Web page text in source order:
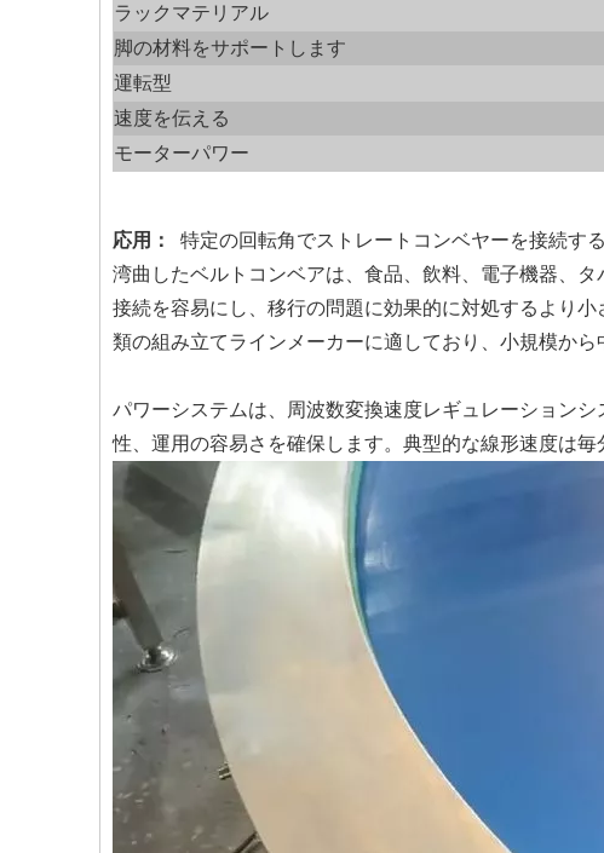
ラックマテリアル
脚の材料をサポートします
運転型
速度を伝える
モーターパワー
応用：
特定の回転角でストレートコンベヤーを接続す
湾曲したベルトコンベアは、食品、飲料、電子機器、
接続を容易にし、移行の問題に効果的に対処するより
類の組み立てラインメーカーに適しており、小規模から
パワーシステムは、周波数変換速度レギュレーション
性、運用の容易さを確保します。典型的な線形速度は毎